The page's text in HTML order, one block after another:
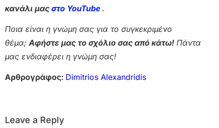
κανάλι μας στο YouTube .
Ποια είναι η γνώμη σας για το συγκεκριμένο
θέμα; Αφήστε μας το σχόλιο σας από κάτω! Πάντα
μας ενδιαφέρει η γνώμη σας!
Αρθρογράφος: Dimitrios Alexandridis
Leave a Reply